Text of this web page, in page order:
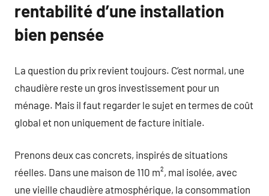
rentabilité d’une installation
bien pensée
La question du prix revient toujours. C’est normal, une
chaudière reste un gros investissement pour un
ménage. Mais il faut regarder le sujet en termes de coût
global et non uniquement de facture initiale.
Prenons deux cas concrets, inspirés de situations
réelles. Dans une maison de 110 m², mal isolée, avec
une vieille chaudière atmosphérique, la consommation